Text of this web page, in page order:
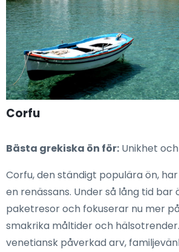
Corfu
Bästa grekiska ön för: Unikhet
Corfu, den ständigt populära ön,
en renässans. Under så lång tid bar
paketresor och fokuserar nu mer
smakrika måltider och
venetiansk påverkad arv,